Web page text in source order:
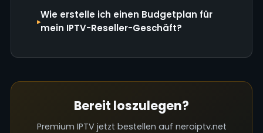
Wie erstelle ich einen Budgetplan für
mein IPTV-Reseller-Geschäft?
Bereit loszulegen?
Premium IPTV jetzt bestellen auf neroiptv.net